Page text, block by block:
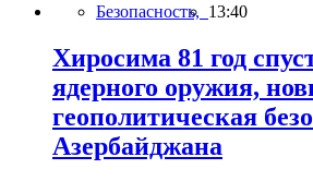
Безопасность, 13:40
Хиросима 81 год
ядерного оружия,
геополитическая
Азербайджана